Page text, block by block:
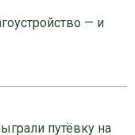
— и
путёвку на